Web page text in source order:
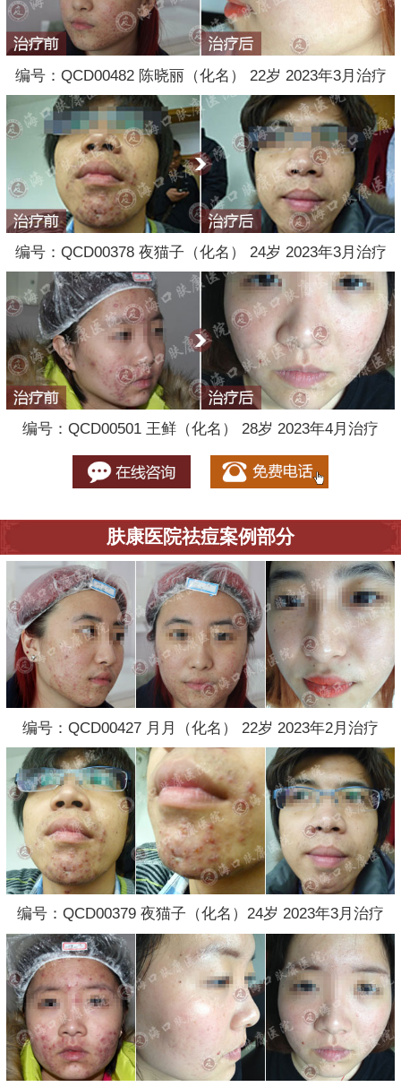
编号：QCD00482 陈晓丽（化名） 22岁 2023年3月治疗
编号：QCD00378 夜猫子（化名） 24岁 2023年3月治疗
编号：QCD00501 王鲜（化名） 28岁 2023年4月治疗
肤康医院祛痘案例部分
编号：QCD00427 月月（化名） 22岁 2023年2月治疗
编号：QCD00379 夜猫子（化名）24岁 2023年3月治疗